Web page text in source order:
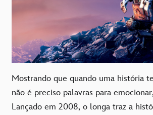
Mostrando que quando uma história
não é preciso palavras para
Lançado em 2008, o longa traz a